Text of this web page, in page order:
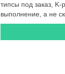
типсы под заказ,
выполнение, а не